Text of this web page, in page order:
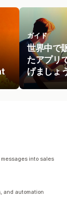
ガイド
世界中で
たアプリ
げましょ
into sales
and automation